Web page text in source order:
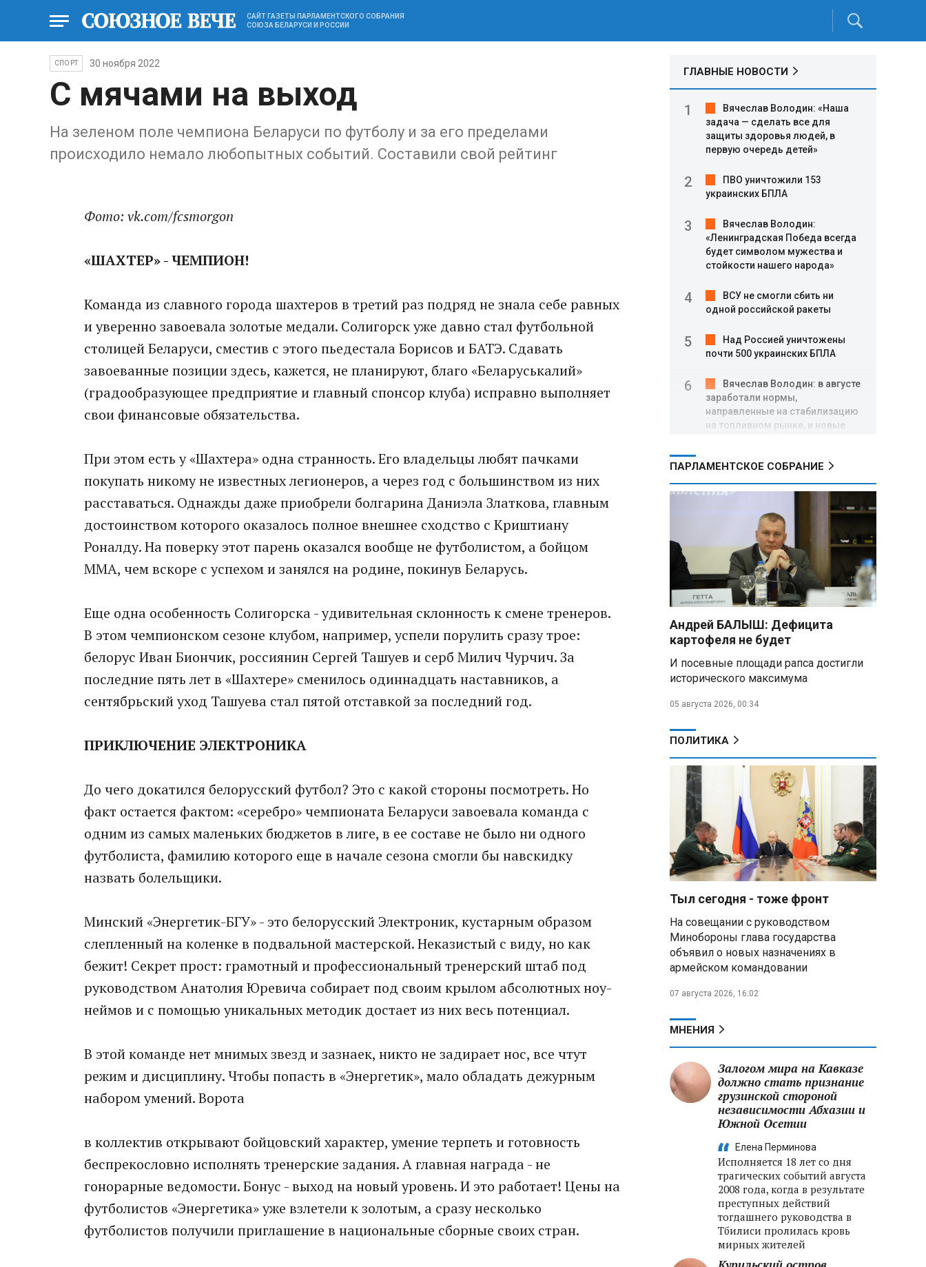
САЙТ ГАЗЕТЫ ПАРЛАМЕНТСКОГО СОБРАНИЯ
СОЮЗА БЕЛАРУСИ И РОССИИ
СПОРТ 30 ноября 2022
С мячами на выход
На зеленом поле чемпиона Беларуси по футболу и за его пределами
происходило немало любопытных событий. Составили свой рейтинг
Фото: vk.com/fcsmorgon
«ШАХТЕР» - ЧЕМПИОН!
Команда из славного города шахтеров в третий раз подряд не знала себе равных
и уверенно завоевала золотые медали. Солигорск уже давно стал футбольной
столицей Беларуси, сместив с этого пьедестала Борисов и БАТЭ. Сдавать
завоеванные позиции здесь, кажется, не планируют, благо «Беларуськалий»
(градообразующее предприятие и главный спонсор клуба) исправно выполняет
свои финансовые обязательства.
При этом есть у «Шахтера» одна странность. Его владельцы любят пачками
покупать никому не известных легионеров, а через год с большинством из них
расставаться. Однажды даже приобрели болгарина Даниэла Златкова, главным
достоинством которого оказалось полное внешнее сходство с Криштиану
Роналду. На поверку этот парень оказался вообще не футболистом, а бойцом
ММА, чем вскоре с успехом и занялся на родине, покинув Беларусь.
Еще одна особенность Солигорска - удивительная склонность к смене тренеров.
В этом чемпионском сезоне клубом, например, успели порулить сразу трое:
белорус Иван Биончик, россиянин Сергей Ташуев и серб Милич Чурчич. За
последние пять лет в «Шахтере» сменилось одиннадцать наставников, а
сентябрьский уход Ташуева стал пятой отставкой за последний год.
ПРИКЛЮЧЕНИЕ ЭЛЕКТРОНИКА
До чего докатился белорусский футбол? Это с какой стороны посмотреть. Но
факт остается фактом: «серебро» чемпионата Беларуси завоевала команда с
одним из самых маленьких бюджетов в лиге, в ее составе не было ни одного
футболиста, фамилию которого еще в начале сезона смогли бы навскидку
назвать болельщики.
Минский «Энергетик-БГУ» - это белорусский Электроник, кустарным образом
слепленный на коленке в подвальной мастерской. Неказистый с виду, но как
бежит! Секрет прост: грамотный и профессиональный тренерский штаб под
руководством Анатолия Юревича собирает под своим крылом абсолютных ноу-
неймов и с помощью уникальных методик достает из них весь потенциал.
В этой команде нет мнимых звезд и зазнаек, никто не задирает нос, все чтут
режим и дисциплину. Чтобы попасть в «Энергетик», мало обладать дежурным
набором умений. Ворота
в коллектив открывают бойцовский характер, умение терпеть и готовность
беспрекословно исполнять тренерские задания. А главная награда - не
гонорарные ведомости. Бонус - выход на новый уровень. И это работает! Цены на
футболистов «Энергетика» уже взлетели к золотым, а сразу несколько
футболистов получили приглашение в национальные сборные своих стран.
ГЛАВНЫЕ НОВОСТИ
Вячеслав Володин: «Наша
задача — сделать все для
защиты здоровья людей, в
первую очередь детей»
ПВО уничтожили 153
украинских БПЛА
Вячеслав Володин:
«Ленинградская Победа всегда
будет символом мужества и
стойкости нашего народа»
ВСУ не смогли сбить ни
одной российской ракеты
Над Россией уничтожены
почти 500 украинских БПЛА
Вячеслав Володин: в августе
заработали нормы,
направленные на стабилизацию
на топливном рынке, и новые
Александр Лукашенко о
торговых сетях: Почему к
сельчанам вышли только
Премьер Литвы призвал не
пугать людей угрозой со
стороны РФ
подарили белорусский бинокль,
изготовленный по стандартам
В Белгородской области при
еще четыре человека
Александр Лукашенко о
работе Белкоопсоюза: «Если это
так, это жуть»
Минск возглавил рейтинг
самых популярных зарубежных
городов у российских туристов
Минобороны РФ: при
освобождении Анискино ВСУ
военных сдалась в плен
Александр Лукашенко:
Россияне «услышали батьку» и
скупают пустующие дома в
белорусских деревнях
Алесандр Лукашенко назвал
«неудовлетворительной» и
ПАРЛАМЕНТСКОЕ СОБРАНИЕ
Андрей БАЛЫШ: Дефицита
картофеля не будет
И посевные площади рапса достигли
исторического максимума
05 августа 2026, 00:34
ПОЛИТИКА
Тыл сегодня - тоже фронт
На совещании с руководством
Минобороны глава государства
объявил о новых назначениях в
армейском командовании
07 августа 2026, 16:02
МНЕНИЯ
Залогом мира на Кавказе
должно стать признание
грузинской стороной
независимости Абхазии и
Южной Осетии
Елена Перминова
Исполняется 18 лет со дня
трагических событий августа
2008 года, когда в результате
преступных действий
тогдашнего руководства в
Тбилиси пролилась кровь
мирных жителей